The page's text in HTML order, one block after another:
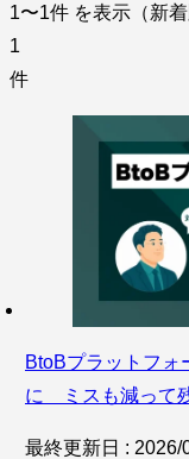
1〜1件 を表示（新着
1
件
BtoBプラットフ
に ミスも減って
最終更新日 : 2026/